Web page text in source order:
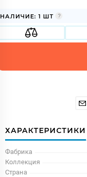
НАЛИЧИЕ: 1 ШТ
ХАРАКТЕРИСТИКИ
Фабрика
Коллекция
Страна